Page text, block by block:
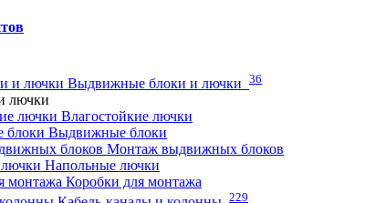
Выдвижные блоки и лючки 36
лючки
Влагостойкие лючки
Выдвижные блоки
Монтаж выдвижных блоков
Напольные лючки
Коробки для монтажа
229